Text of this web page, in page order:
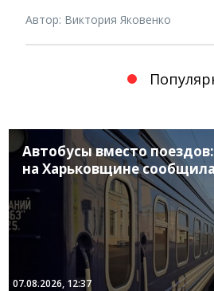
Автор: Виктория Яковенко
Автобусы вместо
на Харьковщине
07.08.2026, 12:37